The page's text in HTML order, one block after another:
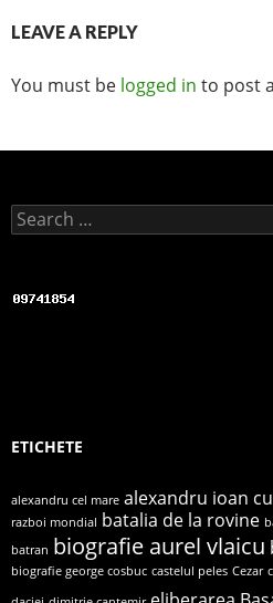
LEAVE A REPLY
You must be logged in to post
Search for:
ETICHETE
alexandru cel mare alexandru ioan
razboi mondial batalia de la rovine
batran biografie aurel vlaicu
biografie george cosbuc castelul peles Cezar